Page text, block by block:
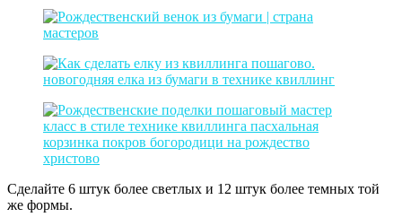
Сделайте 6 штук более светлых и 12 штук более темных той
же формы.